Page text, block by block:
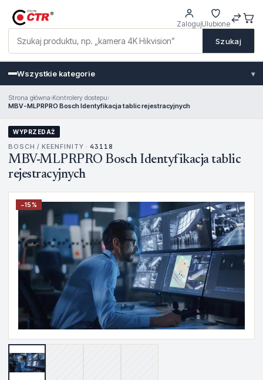
Szukaj
ZalogujUlubione
Wszystkie kategorie ▾
Strona główna›Kontrolery dostepu›
MBV-MLPRPRO Bosch Identyfikacja tablic rejestracyjnych
WYPRZEDAŻ
BOSCH / KEENFINITY · 43118
MBV-MLPRPRO Bosch Identyfikacja tablic
rejestracyjnych
−15%